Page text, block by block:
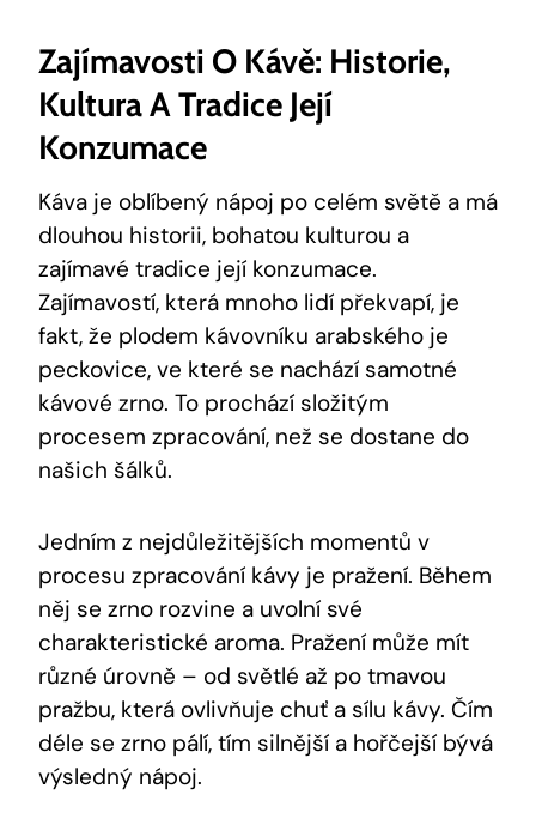
Zajímavosti O Kávě: Historie,
Kultura A Tradice Její
Konzumace
Káva je oblíbený nápoj po celém světě a má
dlouhou historii, bohatou kulturou a
zajímavé tradice její konzumace.
Zajímavostí, která mnoho lidí překvapí, je
fakt, že plodem kávovníku arabského je
peckovice, ve které se nachází samotné
kávové zrno. To prochází složitým
procesem zpracování, než se dostane do
našich šálků.
Jedním z nejdůležitějších momentů v
procesu zpracování kávy je pražení. Během
něj se zrno rozvine a uvolní své
charakteristické aroma. Pražení může mít
různé úrovně – od světlé až po tmavou
pražbu, která ovlivňuje chuť a sílu kávy. Čím
déle se zrno pálí, tím silnější a hořčejší bývá
výsledný nápoj.